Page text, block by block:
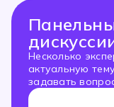
Несколько
актуальную
задавать